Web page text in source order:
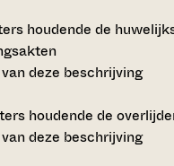
houdende de
deze beschrijving
houdende de
deze beschrijving